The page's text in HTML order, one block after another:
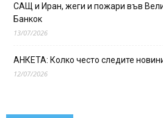
САЩ и Иран, жеги и пожари във
Банкок
13/07/2026
АНКЕТА: Колко често следите
12/07/2026